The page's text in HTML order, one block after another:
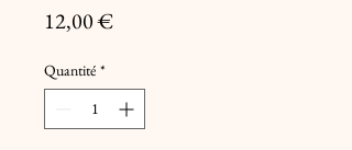
12,00 €Prix
Quantité *